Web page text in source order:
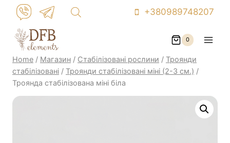
Skip
content
+380989748207
0
Home / Магазин / Стабілізовані рослини / Троянди
стабілізовані / Троянди стабілізовані міні (2-3 см.) /
Троянда стабілізована міні біла